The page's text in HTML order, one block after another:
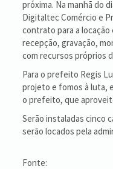
próxima. Na manhã do
Digitaltec Comércio e
contrato para a
recepção, gravação,
com recursos próprios
Para o prefeito Regis
projeto e fomos à luta,
o prefeito, que
Serão instaladas cinco
serão locados pela
Fonte: